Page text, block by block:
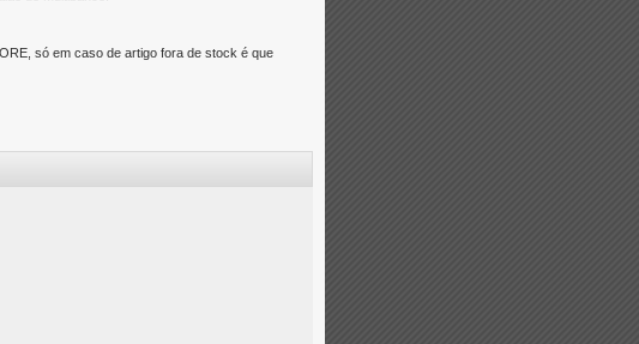
só em caso de artigo fora de stock é que